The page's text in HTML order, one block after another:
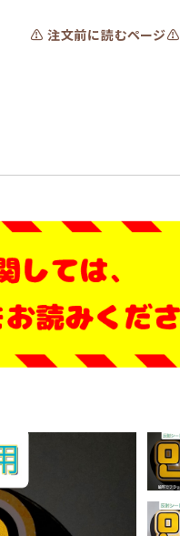
⚠️ 注文前に読むページ⚠️